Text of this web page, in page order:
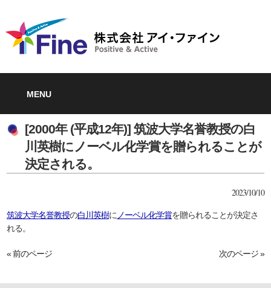
MENU
[2000年 (平成12年)] 筑波大学名誉教授の白
川英樹にノーベル化学賞を贈られることが
決定される。
2023/10/10
筑波大学名誉教授の白川英樹に ノーベル化学賞を贈られることが決定さ
れる。
« 前のページ 次のページ »